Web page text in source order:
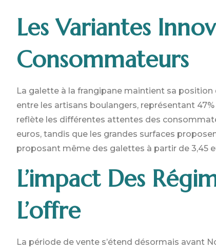
Les Variantes
Consommateurs
La galette à la frangipane maintient sa
entre les artisans boulangers, représentant
reflète les différentes attentes des
euros, tandis que les grandes surfaces
proposant même des galettes à partir de 3,45
L’impact Des
L’offre
La période de vente s’étend désormais avant